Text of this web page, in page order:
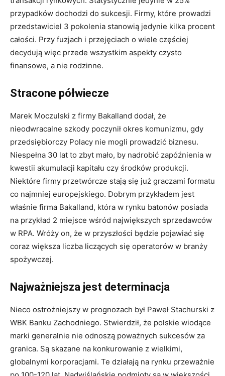
przypadków dochodzi do sukcesji. Firmy, które prowadzi
przedstawiciel 3 pokolenia stanowią jedynie kilka procent
całości. Przy fuzjach i przejęciach o wiele częściej
decydują więc przede wszystkim aspekty czysto
finansowe, a nie rodzinne.
Stracone półwiecze
Marek Moczulski z firmy Bakalland dodał, że
nieodwracalne szkody poczynił okres komunizmu, gdy
przedsiębiorczy Polacy nie mogli prowadzić biznesu.
Niespełna 30 lat to zbyt mało, by nadrobić zapóźnienia w
kwestii akumulacji kapitału czy środków produkcji.
Niektóre firmy przetwórcze stają się już graczami formatu
co najmniej europejskiego. Dobrym przykładem jest
właśnie firma Bakalland, która w rynku batonów posiada
na przykład 2 miejsce wśród największych sprzedawców
w RPA. Wróży on, że w przyszłości będzie pojawiać się
coraz większa liczba liczących się operatorów w branży
spożywczej.
Najważniejsza jest determinacja
Nieco ostrożniejszy w prognozach był Paweł Stachurski z
WBK Banku Zachodniego. Stwierdził, że polskie wiodące
marki generalnie nie odnoszą poważnych sukcesów za
granica. Są skazane na konkurowanie z wielkimi,
globalnymi korporacjami. Te działają na rynku przeważnie